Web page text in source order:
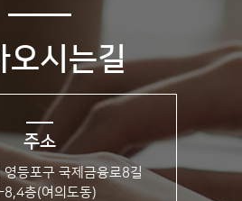
오시는길
주소
영등포구 국제금융로8길
8,4층(여의도동)